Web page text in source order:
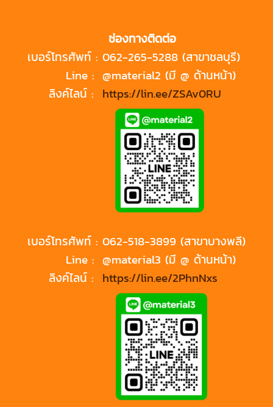
ช่องทางติดต่อ
เบอร์โทรศัพท์ : 062-265-5288 (สาขาชลบุรี)
Line : @material2 (มี @ ด้านหน้า)
ลิงค์ไลน์ : https://lin.ee/ZSAv0RU
เบอร์โทรศัพท์ : 062-518-3899 (สาขาบางพลี)
Line : @material3 (มี @ ด้านหน้า)
ลิงค์ไลน์ : https://lin.ee/2PhnNxs